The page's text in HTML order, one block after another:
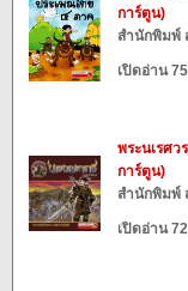
การ์ตูน)
สำนักพิมพ์
เปิดอ่าน
พระนเรศ
การ์ตูน)
สำนักพิมพ์
เปิดอ่าน